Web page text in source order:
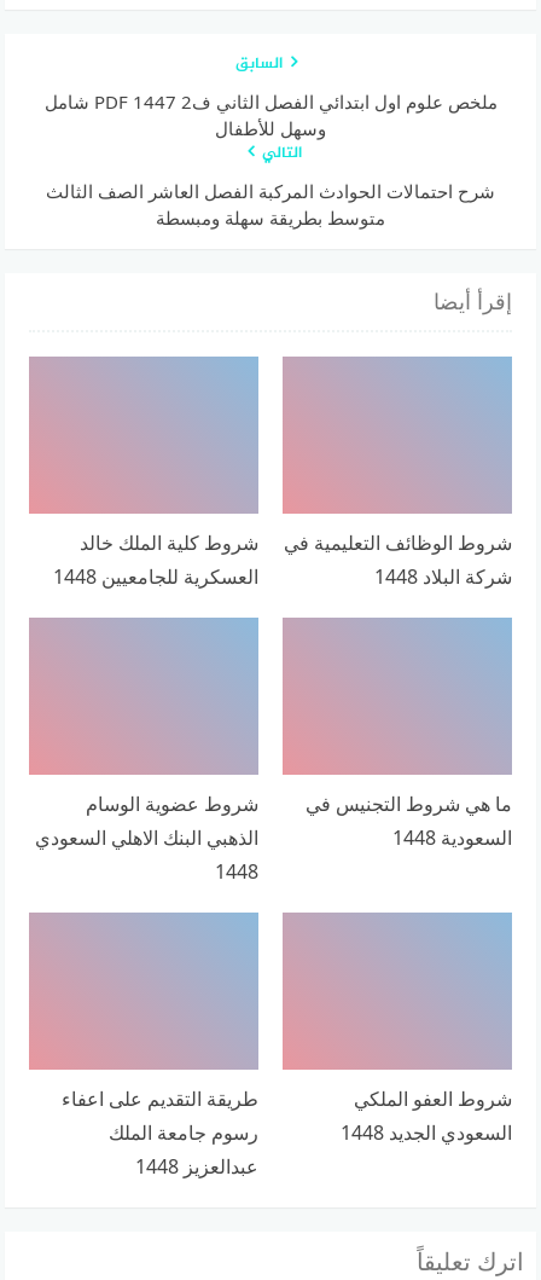
السابق
ملخص علوم اول ابتدائي الفصل الثاني ف2 1447 PDF شامل
وسهل للأطفال
التالي
شرح احتمالات الحوادث المركبة الفصل العاشر الصف الثالث
متوسط بطريقة سهلة ومبسطة
إقرأ أيضا
شروط الوظائف التعليمية في
شركة البلاد 1448
شروط كلية الملك خالد
العسكرية للجامعيين 1448
ما هي شروط التجنيس في
السعودية 1448
شروط عضوية الوسام
الذهبي البنك الاهلي السعودي
1448
شروط العفو الملكي
السعودي الجديد 1448
طريقة التقديم على اعفاء
رسوم جامعة الملك
عبدالعزيز 1448
اترك تعليقاً